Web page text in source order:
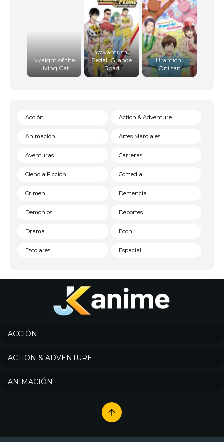
Nyaight of the
Living Cat
Yowamushi
Pedal: Grande
Road
Uramichi
Oniisan
Acción Action & Adventure
Animación Artes Marciales
Aventuras Carreras
Ciencia Ficción Comedia
Crimen Demencia
Demonios Deportes
Drama Ecchi
Escolares Espacial
Historico
Josei
Música
Romance
ACCIÓN
ACTION & ADVENTURE
ANIMACIÓN